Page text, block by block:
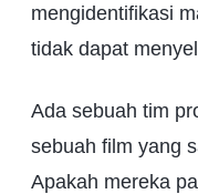
mengidentifikasi
tidak dapat
Ada sebuah tim
sebuah film yang
Apakah mereka